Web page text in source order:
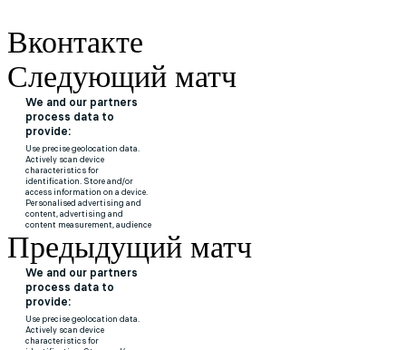
Вконтакте
Следующий матч
Предыдущий матч